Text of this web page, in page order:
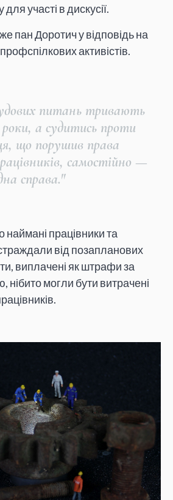
участі в дискусії.
пан Доротич у відповідь на
активістів.
питань тривають
а судитись проти
що порушив права
самостійно —
справа."
наймані працівники та
від позапланових
виплачені як штрафи за
нібито могли бути витрачені